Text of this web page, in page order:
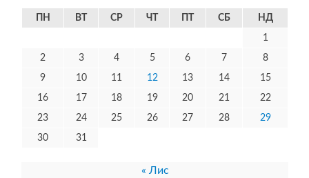
ПН ВТ СР ЧТ СБ НД
1
2 3 4 5 6 7 8
9 10 11 12 13 14 15
16 17 18 19 20 21 22
23 24 25 26 27 28 29
30 31
« Лис